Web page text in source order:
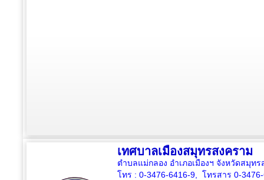
เทศบาลเมืองสมุทรสงคราม
ตำบลแม่กลอง อำเภอเมืองฯ จังหวัดสมุท
โทร : 0-3476-6416-9, โทรสาร 0-